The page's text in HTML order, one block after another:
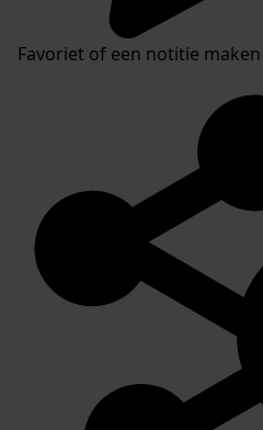
Favoriet of een notitie maken